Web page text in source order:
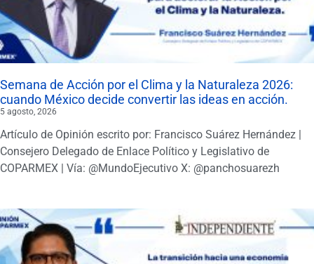
Semana de Acción por el Clima y la Naturaleza 2026:
cuando México decide convertir las ideas en acción.
5 agosto, 2026
Artículo de Opinión escrito por: Francisco Suárez Hernández |
Consejero Delegado de Enlace Político y Legislativo de
COPARMEX | Vía: @MundoEjecutivo X: @panchosuarezh